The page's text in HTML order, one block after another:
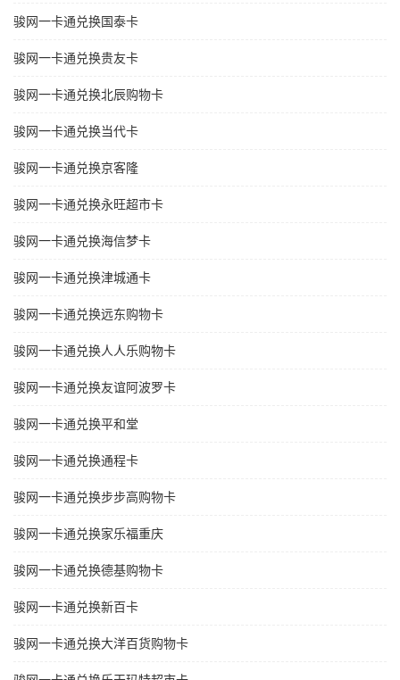
骏网一卡通兑换国泰卡
骏网一卡通兑换贵友卡
骏网一卡通兑换北辰购物卡
骏网一卡通兑换当代卡
骏网一卡通兑换京客隆
骏网一卡通兑换永旺超市卡
骏网一卡通兑换海信梦卡
骏网一卡通兑换津城通卡
骏网一卡通兑换远东购物卡
骏网一卡通兑换人人乐购物卡
骏网一卡通兑换友谊阿波罗卡
骏网一卡通兑换平和堂
骏网一卡通兑换通程卡
骏网一卡通兑换步步高购物卡
骏网一卡通兑换家乐福重庆
骏网一卡通兑换德基购物卡
骏网一卡通兑换新百卡
骏网一卡通兑换大洋百货购物卡